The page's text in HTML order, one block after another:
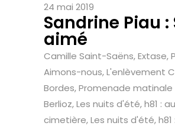
24 mai 2019
Sandrine Piau :
aimé
Camille Saint-Saëns, Extase,
Aimons-nous, L'enlèvement
Bordes, Promenade
Berlioz, Les nuits d'été, h81 : au
cimetière, Les nuits d'été, h81